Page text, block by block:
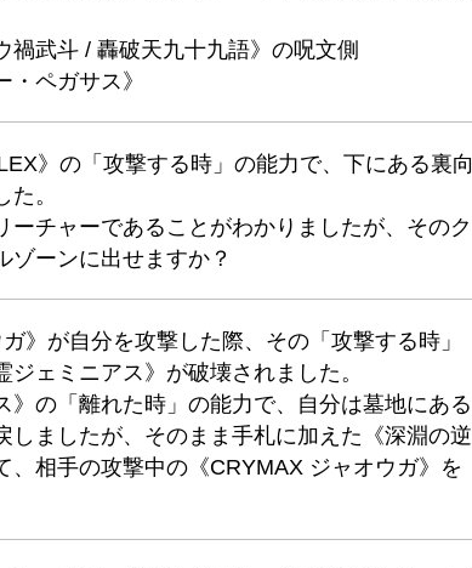
禍武斗 / 轟破天九十九語》の呪文側
ペガサス》
》の「攻撃する時」の能力で、下にある裏向
。
ーチャーであることがわかりましたが、そのク
ゾーンに出せますか？
》が自分を攻撃した際、その「攻撃する時」
ェミニアス》が破壊されました。
》の「離れた時」の能力で、自分は墓地にある
しましたが、そのまま手札に加えた《深淵の逆
、相手の攻撃中の《CRYMAX ジャオウガ》を